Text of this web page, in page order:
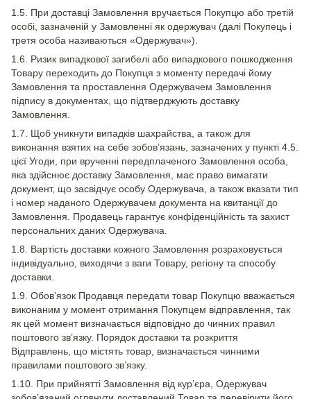
1.5. При доставці Замовлення вручається Покупцю або третій
особі, зазначеній у Замовленні як одержувач (далі Покупець і
третя особа називаються «Одержувач»).
1.6. Ризик випадкової загибелі або випадкового пошкодження
Товару переходить до Покупця з моменту передачі йому
Замовлення та проставлення Одержувачем Замовлення
підпису в документах, що підтверджують доставку
Замовлення.
1.7. Щоб уникнути випадків шахрайства, а також для
виконання взятих на себе зобов’язань, зазначених у пункті 4.5.
цієї Угоди, при врученні передплаченого Замовлення особа,
яка здійснює доставку Замовлення, має право вимагати
документ, що засвідчує особу Одержувача, а також вказати тип
і номер наданого Одержувачем документа на квитанції до
Замовлення. Продавець гарантує конфіденційність та захист
персональних даних Одержувача.
1.8. Вартість доставки кожного Замовлення розраховується
індивідуально, виходячи з ваги Товару, регіону та способу
доставки.
1.9. Обов’язок Продавця передати товар Покупцю вважається
виконаним у момент отримання Покупцем відправлення, так
як цей момент визначається відповідно до чинних правил
поштового зв’язку. Порядок доставки та розкриття
Відправлень, що містять товар, визначається чинними
правилами поштового зв’язку.
1.10. При прийнятті Замовлення від кур’єра, Одержувач